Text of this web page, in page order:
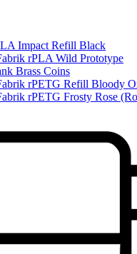
Impact Refill Black
rPLA Wild Prototype
Brass Coins
rPETG Refill Bloody
rPETG Frosty Rose